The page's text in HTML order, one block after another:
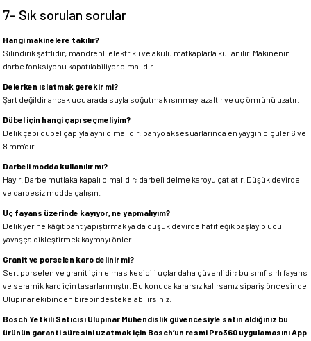
7- Sık sorulan sorular
Hangi makinelere takılır?
Silindirik şaftlıdır; mandrenli elektrikli ve akülü matkaplarla kullanılır. Makinenin
darbe fonksiyonu kapatılabiliyor olmalıdır.
Delerken ıslatmak gerekir mi?
Şart değildir ancak ucu arada suyla soğutmak ısınmayı azaltır ve uç ömrünü uzatır.
Dübel için hangi çapı seçmeliyim?
Delik çapı dübel çapıyla aynı olmalıdır; banyo aksesuarlarında en yaygın ölçüler 6 ve
8 mm'dir.
Darbeli modda kullanılır mı?
Hayır. Darbe mutlaka kapalı olmalıdır; darbeli delme karoyu çatlatır. Düşük devirde
ve darbesiz modda çalışın.
Uç fayans üzerinde kayıyor, ne yapmalıyım?
Delik yerine kâğıt bant yapıştırmak ya da düşük devirde hafif eğik başlayıp ucu
yavaşça dikleştirmek kaymayı önler.
Granit ve porselen karo delinir mi?
Sert porselen ve granit için elmas kesicili uçlar daha güvenlidir; bu sınıf sırlı fayans
ve seramik karo için tasarlanmıştır. Bu konuda kararsız kalırsanız sipariş öncesinde
Ulupınar ekibinden birebir destek alabilirsiniz.
Bosch Yetkili Satıcısı Ulupınar Mühendislik güvencesiyle satın aldığınız bu
ürünün garanti süresini uzatmak için Bosch’un resmi Pro360 uygulamasını App